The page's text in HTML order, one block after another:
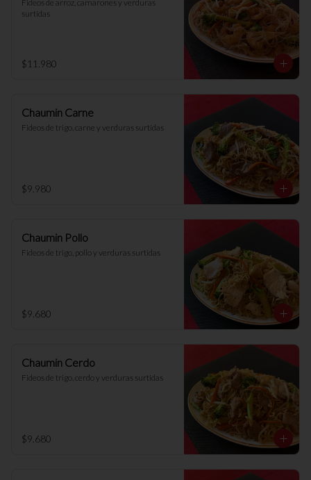
Fideos de arroz, camarones y verduras
surtidas
$11.980
Chaumin Carne
Fideos de trigo, carne y verduras surtidas
$9.980
Chaumin Pollo
Fideos de trigo, pollo y verduras surtidas
$9.680
Chaumin Cerdo
Fideos de trigo, cerdo y verduras surtidas
$9.680